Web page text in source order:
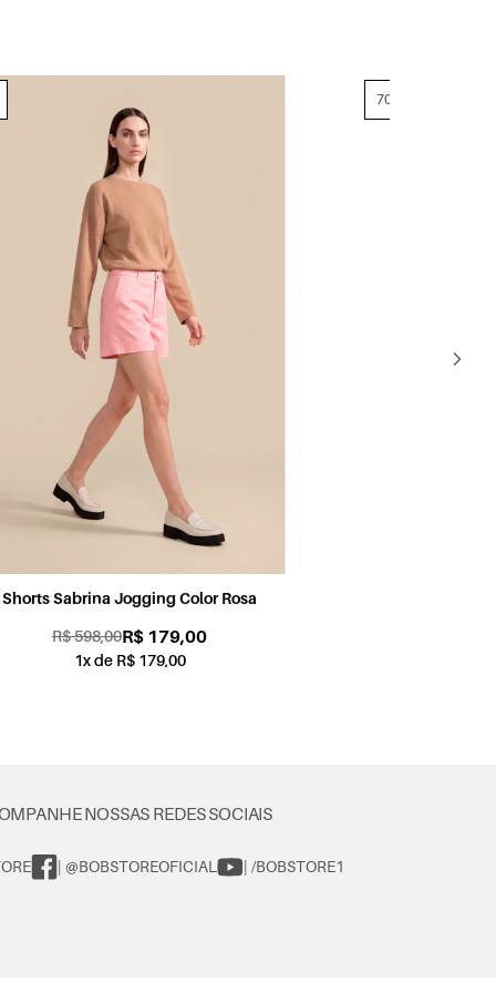
Shorts Sabrina Jogging Color Petróleo
R$ 598,00R$ 179,00
1x de R$ 179,00
NOSSAS REDES SOCIAIS
| @BOBSTOREOFICIAL | /BOBSTORE1